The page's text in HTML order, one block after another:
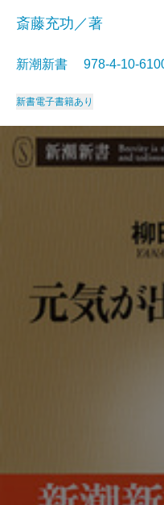
斎藤充功／著
新潮新書 978-4-10-
新書電子書籍あり